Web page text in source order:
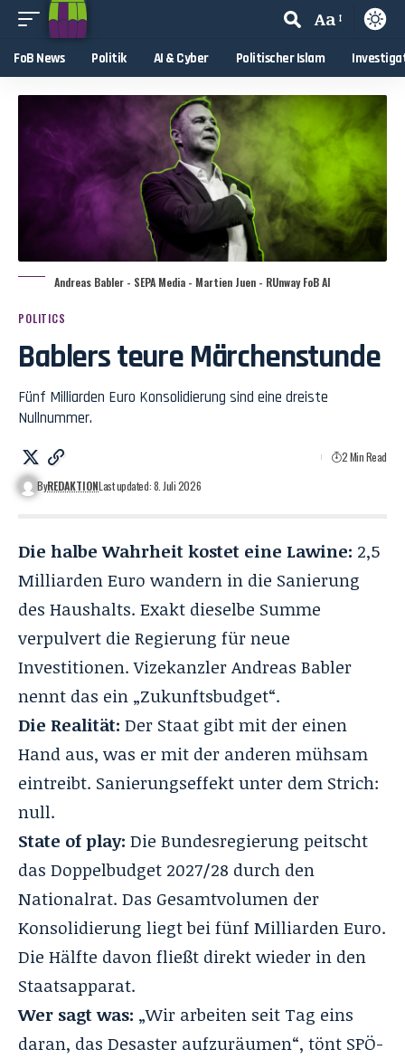
Aa
FoB News Politik AI & Cyber Politischer Islam
Andreas Babler - SEPA Media - Martien Juen - RUnway FoB AI
POLITICS
Bablers teure Märchenstunde
Fünf Milliarden Euro Konsolidierung sind eine dreiste
Nullnummer.
ByREDAKTIONLast updated: 8. Juli 2026
2 Min Read
Die halbe Wahrheit kostet eine Lawine: 2,5
Milliarden Euro wandern in die Sanierung
des Haushalts. Exakt dieselbe Summe
verpulvert die Regierung für neue
Investitionen. Vizekanzler Andreas Babler
nennt das ein „Zukunftsbudget“.
Die Realität: Der Staat gibt mit der einen
Hand aus, was er mit der anderen mühsam
eintreibt. Sanierungseffekt unter dem Strich:
null.
State of play: Die Bundesregierung peitscht
das Doppelbudget 2027/28 durch den
Nationalrat. Das Gesamtvolumen der
Konsolidierung liegt bei fünf Milliarden Euro.
Die Hälfte davon fließt direkt wieder in den
Staatsapparat.
Wer sagt was: „Wir arbeiten seit Tag eins
daran, das Desaster aufzuräumen“, tönt SPÖ-